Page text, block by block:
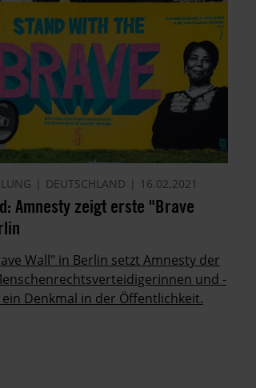
DEUTSCHLAND 16.02.2021
Amnesty zeigt erste "Brave
Wall" in Berlin setzt Amnesty der
und -
Denkmal in der Öffentlichkeit.